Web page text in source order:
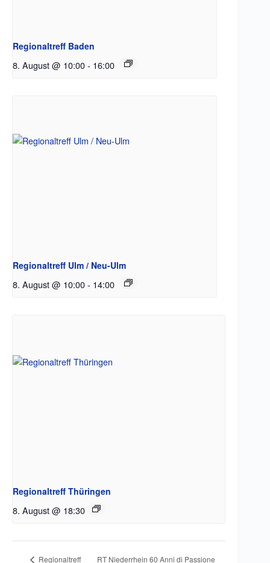
Regionaltreff Baden
8. August @ 10:00- 16:00
Regionaltreff Ulm / Neu-Ulm
8. August @ 10:00- 14:00
Regionaltreff Thüringen
8. August @ 18:30
Regionaltreff RT Niederrhein 60 Anni di Passione